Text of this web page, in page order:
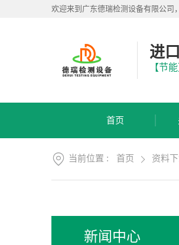
欢迎来到广东德瑞检测设备有限公司
进
【节能
首页
厅
案
当前位置 : 首页 资料
新闻中心